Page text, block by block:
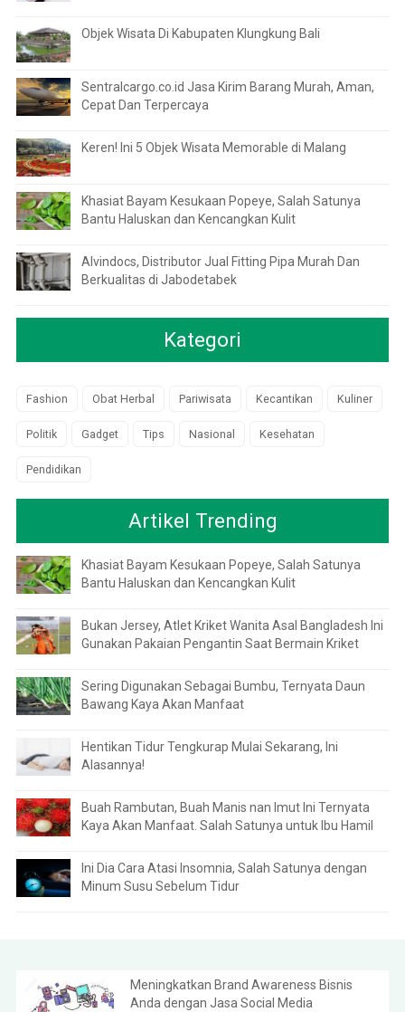
Objek Wisata Di Kabupaten Klungkung Bali
Sentralcargo.co.id Jasa Kirim Barang Murah, Aman,
Cepat Dan Terpercaya
Keren! Ini 5 Objek Wisata Memorable di Malang
Khasiat Bayam Kesukaan Popeye, Salah Satunya
Bantu Haluskan dan Kencangkan Kulit
Alvindocs, Distributor Jual Fitting Pipa Murah Dan
Berkualitas di Jabodetabek
Kategori
Fashion Obat Herbal Pariwisata Kecantikan Kuliner
Politik Gadget Tips Nasional Kesehatan
Pendidikan
Artikel Trending
Khasiat Bayam Kesukaan Popeye, Salah Satunya
Bantu Haluskan dan Kencangkan Kulit
Bukan Jersey, Atlet Kriket Wanita Asal Bangladesh Ini
Gunakan Pakaian Pengantin Saat Bermain Kriket
Sering Digunakan Sebagai Bumbu, Ternyata Daun
Bawang Kaya Akan Manfaat
Hentikan Tidur Tengkurap Mulai Sekarang, Ini
Alasannya!
Buah Rambutan, Buah Manis nan Imut Ini Ternyata
Kaya Akan Manfaat. Salah Satunya untuk Ibu Hamil
Ini Dia Cara Atasi Insomnia, Salah Satunya dengan
Minum Susu Sebelum Tidur
Meningkatkan Brand Awareness Bisnis
Anda dengan Jasa Social Media